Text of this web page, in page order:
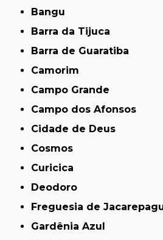
Bangu
Barra da Tijuca
Barra de Guaratiba
Camorim
Campo Grande
Campo dos Afonsos
Cidade de Deus
Cosmos
Curicica
Deodoro
Freguesia de
Gardênia Azul